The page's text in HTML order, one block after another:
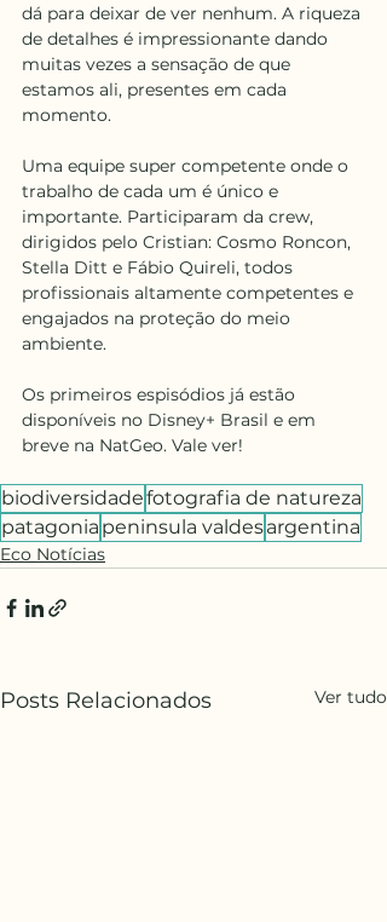
dá para deixar de ver nenhum. A riqueza
de detalhes é impressionante dando
muitas vezes a sensação de que
estamos ali, presentes em cada
momento.
Uma equipe super competente onde o
trabalho de cada um é único e
importante. Participaram da crew,
dirigidos pelo Cristian: Cosmo Roncon,
Stella Ditt e Fábio Quireli, todos
profissionais altamente competentes e
engajados na proteção do meio
ambiente.
Os primeiros espisódios já estão
disponíveis no Disney+ Brasil e em
breve na NatGeo. Vale ver!
biodiversidadefotografia de natureza
patagonia peninsula valdesargentina
Eco Notícias
Posts Relacionados Ver tudo